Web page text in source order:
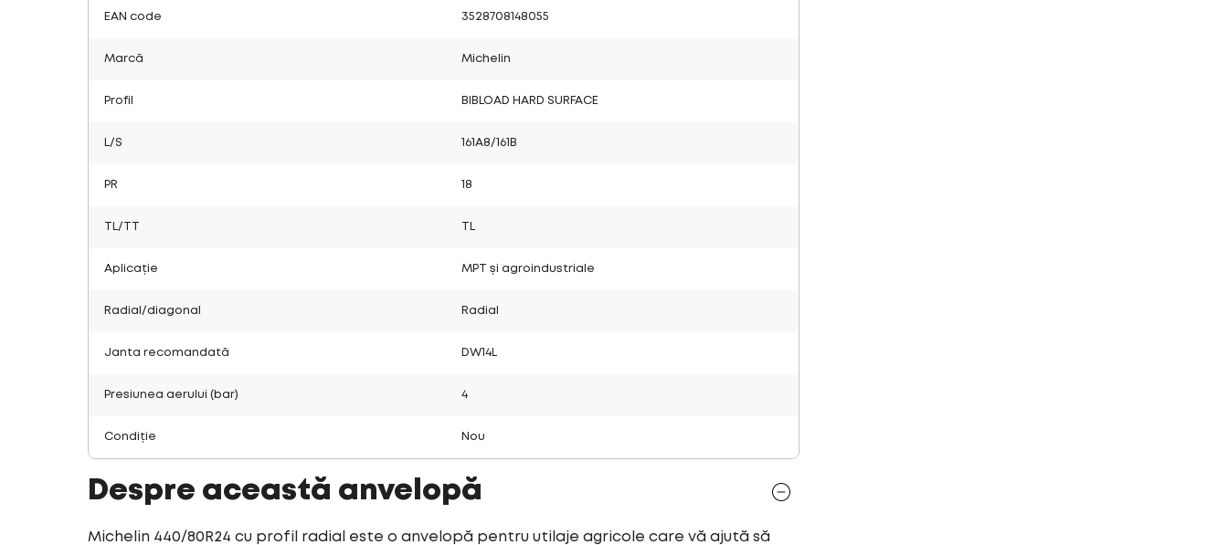
EAN code 3528708148055
Marcă Michelin
Profil BIBLOAD HARD SURFACE
L/S 161A8/161B
PR 18
TL/TT
Aplicație MPT și agroindustriale
Radial/diagonal Radial
Janta recomandată DW14L
Presiunea aerului (bar) 4
Condiție Nou
Despre această anvelopă
Michelin 440/80R24 cu profil radial este o anvelopă pentru utilaje agricole care vă ajută să